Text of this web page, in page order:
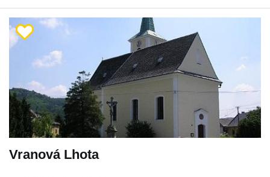
Vranová Lhota